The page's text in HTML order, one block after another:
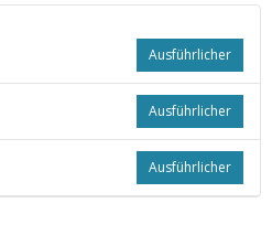
Ausführlicher
Ausführlicher
Ausführlicher